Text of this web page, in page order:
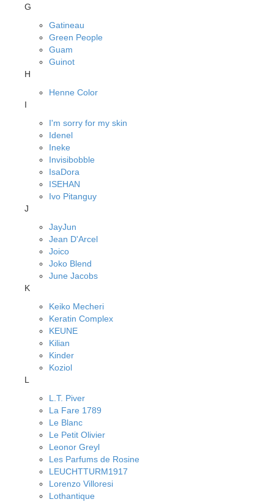
G
Gatineau
Green People
Guam
Guinot
H
Henne Color
I
I'm sorry for my skin
Idenel
Ineke
Invisibobble
IsaDora
ISEHAN
Ivo Pitanguy
J
JayJun
Jean D'Arcel
Joico
Joko Blend
June Jacobs
K
Keiko Mecheri
Keratin Complex
KEUNE
Kilian
Kinder
Koziol
L
L.T. Piver
La Fare 1789
Le Blanc
Le Petit Olivier
Leonor Greyl
Les Parfums de Rosine
LEUCHTTURM1917
Lorenzo Villoresi
Lothantique